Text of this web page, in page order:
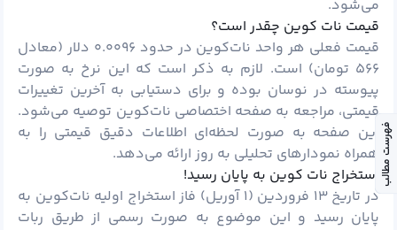
می‌شود.
قیمت نات کوین چقدر است؟
قیمت فعلی هر واحد نات‌کوین در حدود ۰.۰۰۹۶ دلار (معادل
۵۶۶ تومان) است. لازم به ذکر است که این نرخ به صورت
پیوسته در نوسان بوده و برای دستیابی به آخرین تغییرات
قیمتی، مراجعه به صفحه اختصاصی نات‌کوین توصیه می‌شود.
این صفحه به صورت لحظه‌ای اطلاعات دقیق قیمتی را به
همراه نمودارهای تحلیلی به روز ارائه می‌دهد.
استخراج نات کوین به پایان رسید!
در تاریخ ۱۳ فروردین (۱ آوریل) فاز استخراج اولیه نات‌کوین به
پایان رسید و این موضوع به صورت رسمی از طریق ربات
فهرست مطالب